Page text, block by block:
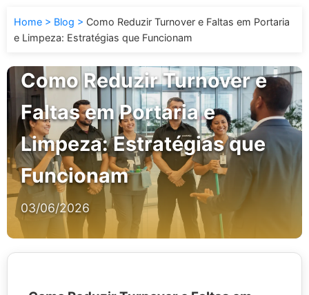
Home Blog
Como Reduzir Turnover e Faltas em Portaria
e Limpeza: Estratégias que Funcionam
Como Reduzir Turnover e
Faltas em Portaria e
Limpeza: Estratégias que
Funcionam
03/06/2026